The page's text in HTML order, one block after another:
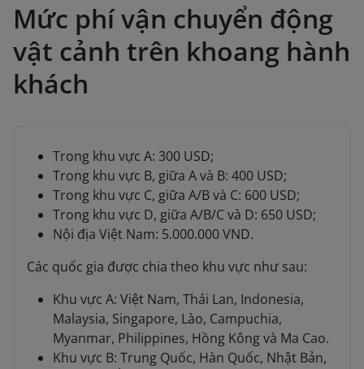
Mức phí vận chuyển động
vật cảnh trên khoang hành
khách
Trong khu vực A: 300 USD;
Trong khu vực B, giữa A và B: 400 USD;
Trong khu vực C, giữa A/B và C: 600 USD;
Trong khu vực D, giữa A/B/C và D: 650 USD;
Nội địa Việt Nam: 5.000.000 VND.
Các quốc gia được chia theo khu vực như sau:
Khu vực A: Việt Nam, Thái Lan, Indonesia,
Malaysia, Singapore, Lào, Campuchia,
Myanmar, Philippines, Hồng Kông và Ma Cao.
Khu vực B: Trung Quốc, Hàn Quốc, Nhật Bản,